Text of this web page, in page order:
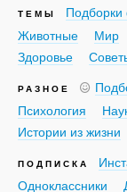
ТЕМЫ Подборки
Животные
Мир
Здоровье
РАЗНОЕ
Психология
Истории из жизни
ПОДПИСКА
Одноклассники